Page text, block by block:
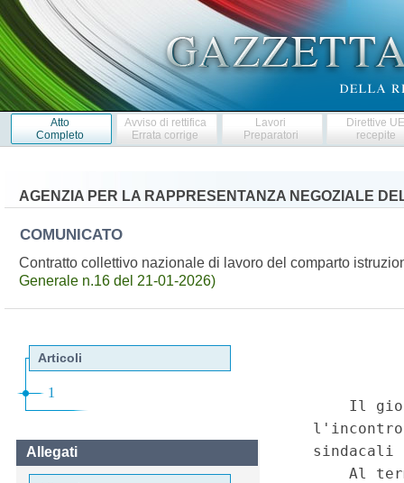
Atto
Completo
Avviso di rettifica
Errata corrige
Lavori
Preparatori
Direttive
recepite
AGENZIA PER LA RAPPRESENTANZA NEGOZIALE
COMUNICATO
Contratto collettivo nazionale di lavoro del comparto
Generale n.16 del 21-01-2026)